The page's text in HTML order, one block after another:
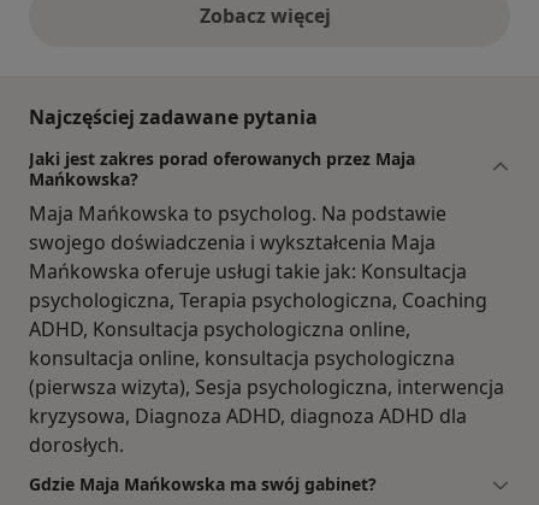
Zobacz więcejopinie powyżej
Najczęściej zadawane pytania
Jaki jest zakres porad oferowanych przez Maja
Mańkowska?
Maja Mańkowska to psycholog. Na podstawie
swojego doświadczenia i wykształcenia Maja
Mańkowska oferuje usługi takie jak: Konsultacja
psychologiczna, Terapia psychologiczna, Coaching
ADHD, Konsultacja psychologiczna online,
konsultacja online, konsultacja psychologiczna
(pierwsza wizyta), Sesja psychologiczna, interwencja
kryzysowa, Diagnoza ADHD, diagnoza ADHD dla
dorosłych.
Gdzie Maja Mańkowska ma swój gabinet?